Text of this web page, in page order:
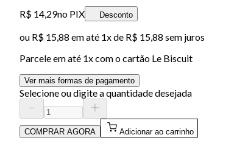
R$ 14,29no PIX Desconto
ou R$ 15,88 em até 1x de R$ 15,88 sem juros
Parcele em até 1x com o cartão Le Biscuit
Ver mais formas de pagamento
Selecione ou digite a quantidade desejada
COMPRAR AGORA Adicionar ao carrinho